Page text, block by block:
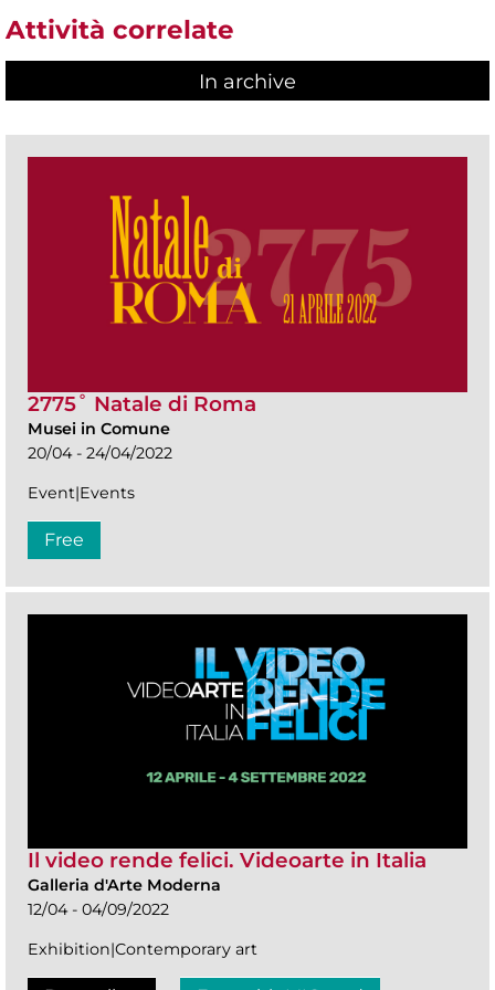
Attività correlate
In archive
2775˚ Natale di Roma
Musei in Comune
20/04 - 24/04/2022
Event|Events
Free
Il video rende felici. Videoarte in Italia
Galleria d'Arte Moderna
12/04 - 04/09/2022
Exhibition|Contemporary art